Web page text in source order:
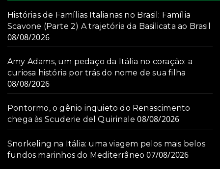
Histórias de Famílias Italianas no Brasil: Família
Scavone (Parte 2) A trajetória da Basilicata ao Brasil
08/08/2026
Amy Adams, um pedaço da Itália no coração: a
curiosa história por trás do nome de sua filha
08/08/2026
Pontormo, o gênio inquieto do Renascimento
chega às Scuderie del Quirinale 08/08/2026
Snorkeling na Itália: uma viagem pelos mais belos
fundos marinhos do Mediterrâneo 07/08/2026